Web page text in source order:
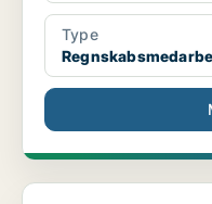
Type
YouSee søger